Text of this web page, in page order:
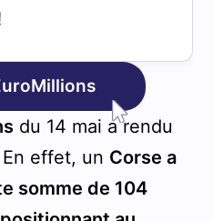
du 14 mai a rendu
effet, un Corse a
somme de 104